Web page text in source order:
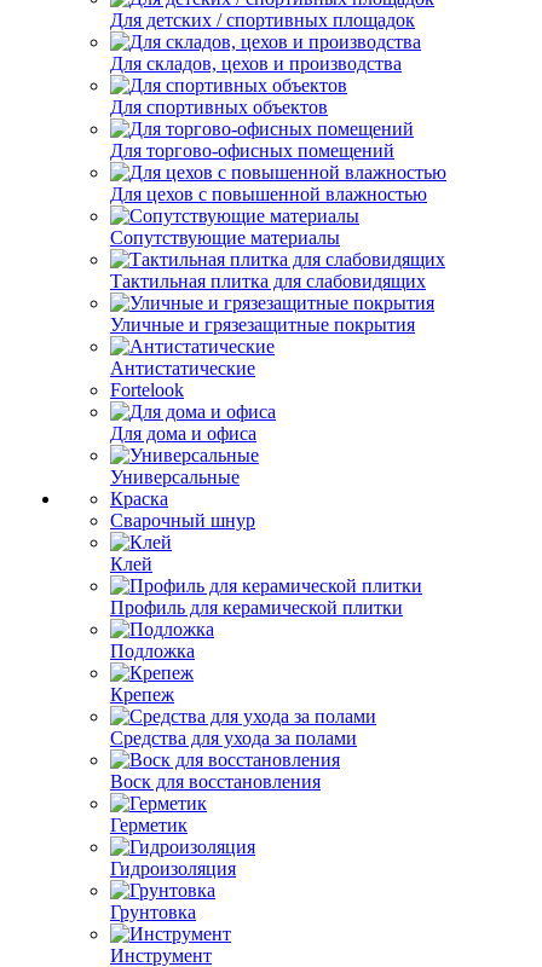
Для детских / спортивных площадок
Для складов, цехов и производства
Для спортивных объектов
Для торгово-офисных помещений
Для цехов с повышенной влажностью
Сопутствующие материалы
Тактильная плитка для слабовидящих
Уличные и грязезащитные покрытия
Антистатические
Fortelook
Для дома и офиса
Универсальные
Краска
Сварочный шнур
Клей
Профиль для керамической плитки
Подложка
Крепеж
Средства для ухода за полами
Воск для восстановления
Герметик
Гидроизоляция
Грунтовка
Инструмент